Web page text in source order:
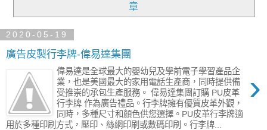
章
2020-05-19
廣告皮製行李牌-偉易達集團
›
偉易達是全球最大的嬰幼兒及學前電子學習產品企
業，也是美國最大的家用電話生產商，同時提供備
受推崇的承包生產服務。 偉易達集團訂購 PU皮革
行李牌 作為廣告禮品。行李牌擁有優質皮革外觀，
同時，多種尺寸和顏色供您選擇。PU皮革行李牌適
用於多種印刷方式，壓印、絲網印刷或數碼印刷。行李牌...